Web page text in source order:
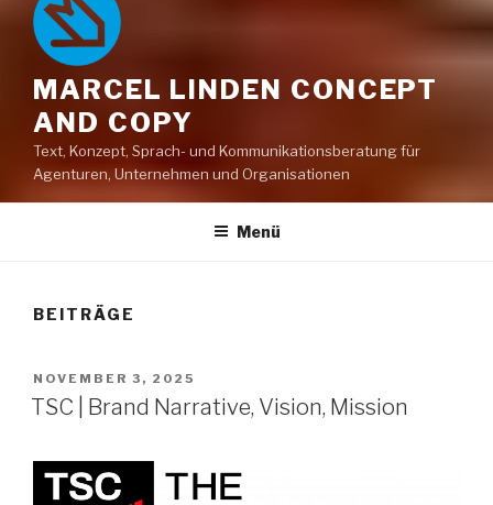
MARCEL LINDEN CONCEPT
AND COPY
Text, Konzept, Sprach- und Kommunikationsberatung für
Agenturen, Unternehmen und Organisationen
Menü
BEITRÄGE
VERÖFFENTLICHT
AM
NOVEMBER 3, 2025
TSC | Brand Narrative, Vision, Mission